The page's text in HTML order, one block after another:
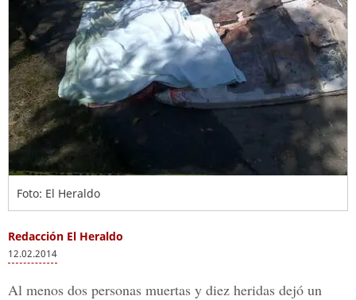
Foto: El Heraldo
Redacción El Heraldo
12.02.2014
Al menos dos personas muertas y diez heridas dejó un